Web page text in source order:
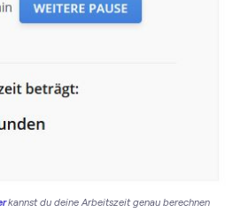
kannst du deine Arbeitszeit genau berechnen